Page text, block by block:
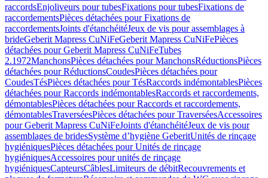
raccordsEnjoliveurs pour tubesFixations pour tubesFixations de
raccordementsPièces détachées pour Fixations de
raccordementsJoints d'étanchéitéJeux de vis pour assemblages à
brideGeberit Mapress CuNiFeGeberit Mapress CuNiFePièces
détachées pour Geberit Mapress CuNiFeTubes
2.1972ManchonsPièces détachées pour ManchonsRéductionsPièces
détachées pour RéductionsCoudesPièces détachées pour
CoudesTésPièces détachées pour TésRaccords indémontablesPièces
détachées pour Raccords indémontablesRaccords et raccordements,
démontablesPièces détachées pour Raccords et raccordements,
démontablesTraverséesPièces détachées pour TraverséesAccessoires
pour Geberit Mapress CuNiFeJoints d'étanchéitéJeux de vis pour
assemblages de bridesSystème d’hygiène GeberitUnités de rinçage
hygiéniquesPièces détachées pour Unités de rinçage
hygiéniquesAccessoires pour unités de rinçage
hygiéniquesCapteursCâblesLimiteurs de débitRecouvrements et